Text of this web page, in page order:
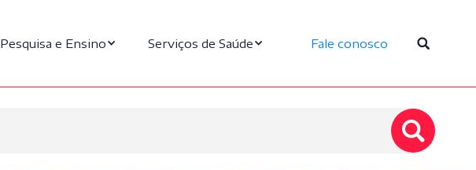
Pesquisa e Ensino Serviços de Saúde Fale conosco